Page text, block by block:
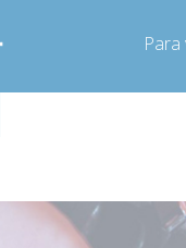
De lunes a viernes